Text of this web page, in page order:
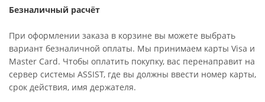
Безналичный расчёт
При оформлении заказа в корзине вы можете выбрать
вариант безналичной оплаты. Мы принимаем карты Visa и
Master Card. Чтобы оплатить покупку, вас перенаправит на
сервер системы ASSIST, где вы должны ввести номер карты,
срок действия, имя держателя.